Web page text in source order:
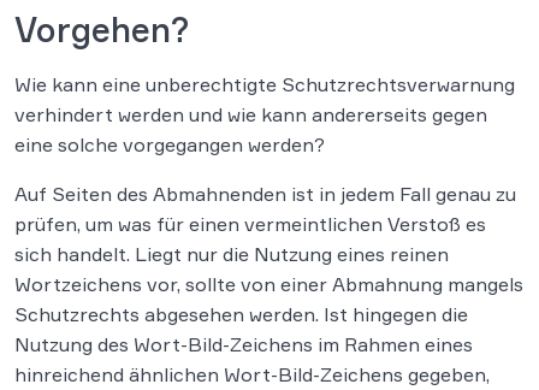
Vorgehen?
Wie kann eine unberechtigte Schutzrechtsverwarnung
verhindert werden und wie kann andererseits gegen
eine solche vorgegangen werden?
Auf Seiten des Abmahnenden ist in jedem Fall genau zu
prüfen, um was für einen vermeintlichen Verstoß es
sich handelt. Liegt nur die Nutzung eines reinen
Wortzeichens vor, sollte von einer Abmahnung mangels
Schutzrechts abgesehen werden. Ist hingegen die
Nutzung des Wort-Bild-Zeichens im Rahmen eines
hinreichend ähnlichen Wort-Bild-Zeichens gegeben,